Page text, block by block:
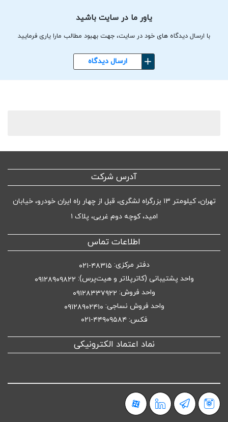
یاور ما در سایت باشید
با ارسال دیدگاه های خود در سایت، جهت بهبود مطالب مارا یاری فرمایید
ارسال دیدگاه
آدرس شرکت
تهران، کیلومتر ۱۳ بزرگراه لشگری، قبل از چهار راه ایران خودرو، خیابان
امید، کوچه دوم غربی، پلاک ۱
اطلاعات تماس
دفتر مرکزی: ۴۸۳۱۵-۰۲۱
واحد پشتیبانی (کاترپلاتر و هیت‌پرس): ۰۹۱۲۸۹۰۹۸۲۲
واحد فروش: ۰۹۱۲۸۳۳۷۹۲۲
واحد فروش نساجی: ۰۹۱۲۸۹۰۲۴۱۰
فکس: ۴۴۹۰۹۵۸۴-۰۲۱
نماد اعتماد الکترونیکی